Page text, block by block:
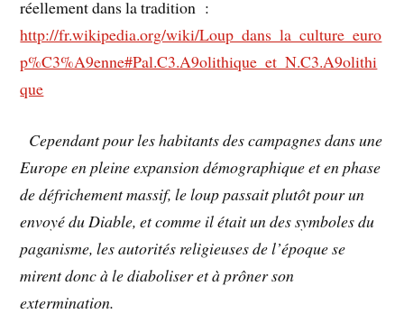
réellement dans la tradition :
http://fr.wikipedia.org/wiki/Loup_dans_la_culture_euro
p%C3%A9enne#Pal.C3.A9olithique_et_N.C3.A9olithi
que
Cependant pour les habitants des campagnes dans une
Europe en pleine expansion démographique et en phase
de défrichement massif, le loup passait plutôt pour un
envoyé du Diable, et comme il était un des symboles du
paganisme, les autorités religieuses de l’époque se
mirent donc à le diaboliser et à prôner son
extermination.